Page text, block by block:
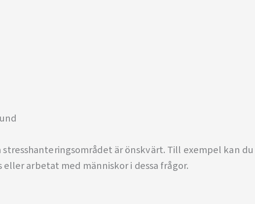
är önskvärt. Till exempel kan
arbetat med människor i dessa frågor.